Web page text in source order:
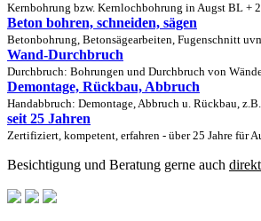
Kernbohrung bzw. Kernlochbohrung in Augst BL +
Beton bohren, schneiden, sägen
Betonbohrung, Betonsägearbeiten, Fugenschnitt
Wand-Durchbruch
Durchbruch: Bohrungen und Durchbruch von
Demontage, Rückbau, Abbruch
Handabbruch: Demontage, Abbruch u. Rückbau,
seit 25 Jahren
Zertifiziert, kompetent, erfahren - über 25 Jahre für
Besichtigung und Beratung gerne auch direkt